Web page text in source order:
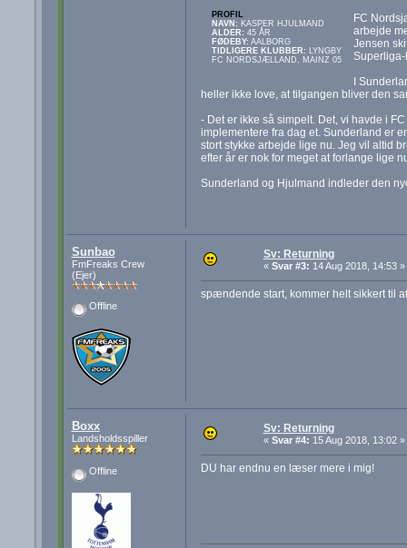
PROFIL
NAVN: KASPER HJULMAND
ALDER: 45 ÅR
FØDEBY: AALBORG
TIDLIGERE KLUBBER: LYNGBY
FC NORDSJÆLLAND, MAINZ 05
FC
arbejde
Jensen
I
heller ikke love, at tilgangen bliver den
- Det er ikke så simpelt. Det, vi havde i
implementere fra dag et. Sunderland er
stort stykke arbejde lige nu. Jeg vil altid
efter år er nok for meget at forlange lige
Sunderland og Hjulmand indleder den
Sunbao
FmFreaks Crew
(Ejer)
Offline
Sv: Returning
« Svar #3: 14 Aug 2018, 14:53 »
spændende start, kommer helt sikkert til
Boxx
Landsholdsspiller
Offline
Sv: Returning
« Svar #4: 15 Aug 2018, 13:02 »
DU har endnu en læser mere i mig!